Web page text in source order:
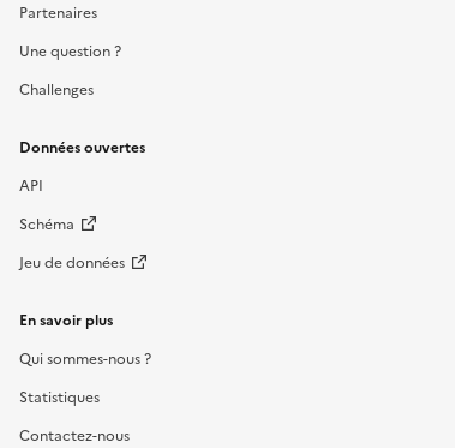
Partenaires
Une question ?
Challenges
Données ouvertes
API
Schéma
Jeu de données
En savoir plus
Qui sommes-nous ?
Statistiques
Contactez-nous